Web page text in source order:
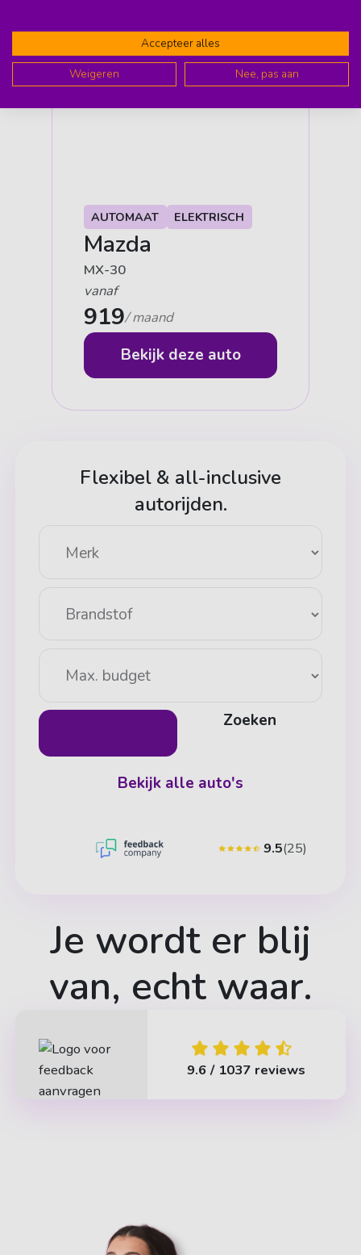
AUTOMAAT ELEKTRISCH
Mazda
MX-30
vanaf
919/ maand
Bekijk deze auto
Flexibel & all-inclusive
autorijden.
Zoeken
Bekijk alle auto's
9.5(25)
Je wordt er blij
van, echt waar.
9.6 / 1037 reviews
Accepteer alles
Weigeren
Nee, pas aan